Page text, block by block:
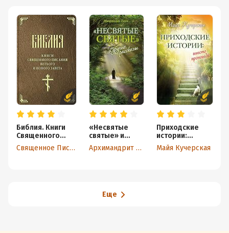
Библия. Книги
Священного
Писания Ветхого
и Нового ЗаветаСвященное Писание
«Несвятые
святые» и
другие
рассказы
Архимандрит Тихон (Шевкунов)
Приходские
истории:
вместо
проповеди
Майя Кучерская
Еще